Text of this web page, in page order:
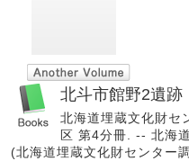
北斗市館野2遺跡
北海道埋蔵文化財セ
区 第4分冊. -- 北海
(北海道埋蔵文化財センター